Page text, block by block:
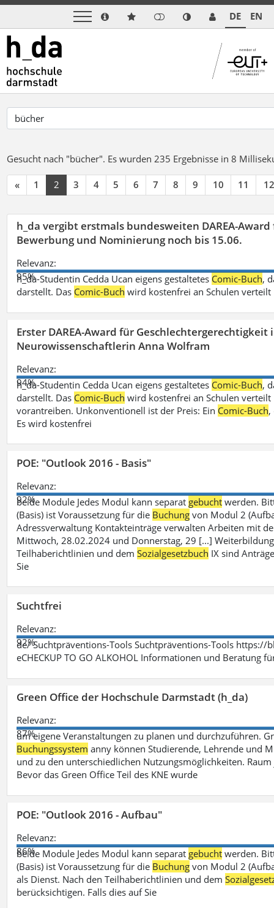
DE EN
Gesucht nach "bücher". Es wurden 235 Ergebnisse in 8
« 1 2 3 4 5 6 7 8 9 10 11 12
h_da vergibt erstmals bundesweiten DAREA-
Bewerbung und Nominierung noch bis 15.06.
Relevanz:
95%
h_da-Studentin Cedda Ucan eigens gestaltetes Comic-Buch,
darstellt. Das Comic-Buch wird kostenfrei an Schulen
Erster DAREA-Award für
Neurowissenschaftlerin Anna Wolfram
Relevanz:
94%
h_da-Studentin Cedda Ucan eigens gestaltetes Comic-Buch,
darstellt. Das Comic-Buch wird kostenfrei an Schulen
vorantreiben. Unkonventionell ist der Preis: Ein Comic-Buch,
Es wird kostenfrei
POE: "Outlook 2016 - Basis"
Relevanz:
92%
beide Module Jedes Modul kann separat gebucht werden.
(Basis) ist Voraussetzung für die Buchung von Modul 2
Adressverwaltung Kontakteinträge verwalten Arbeiten mit
Mittwoch, 28.02.2024 und Donnerstag, 29 [...]
Teilhaberichtlinien und demSozialgesetzbuch IX sind
Sie
Suchtfrei
Relevanz:
92%
de/ Suchtpräventions-Tools Suchtpräventions-Tools
eCHECKUP TO GO ALKOHOL Informationen und Beratung
Green Office der Hochschule Darmstadt (h_da)
Relevanz:
87%
um eigene Veranstaltungen zu planen und durchzuführen.
Buchungssystem anny können Studierende, Lehrende und
und zu den unterschiedlichen Nutzungsmöglichkeiten.
Bevor das Green Office Teil des KNE wurde
POE: "Outlook 2016 - Aufbau"
Relevanz:
86%
beide Module Jedes Modul kann separat gebucht werden.
(Basis) ist Voraussetzung für die Buchung von Modul 2
als Dienst. Nach den Teilhaberichtlinien und dem
berücksichtigen. Falls dies auf Sie